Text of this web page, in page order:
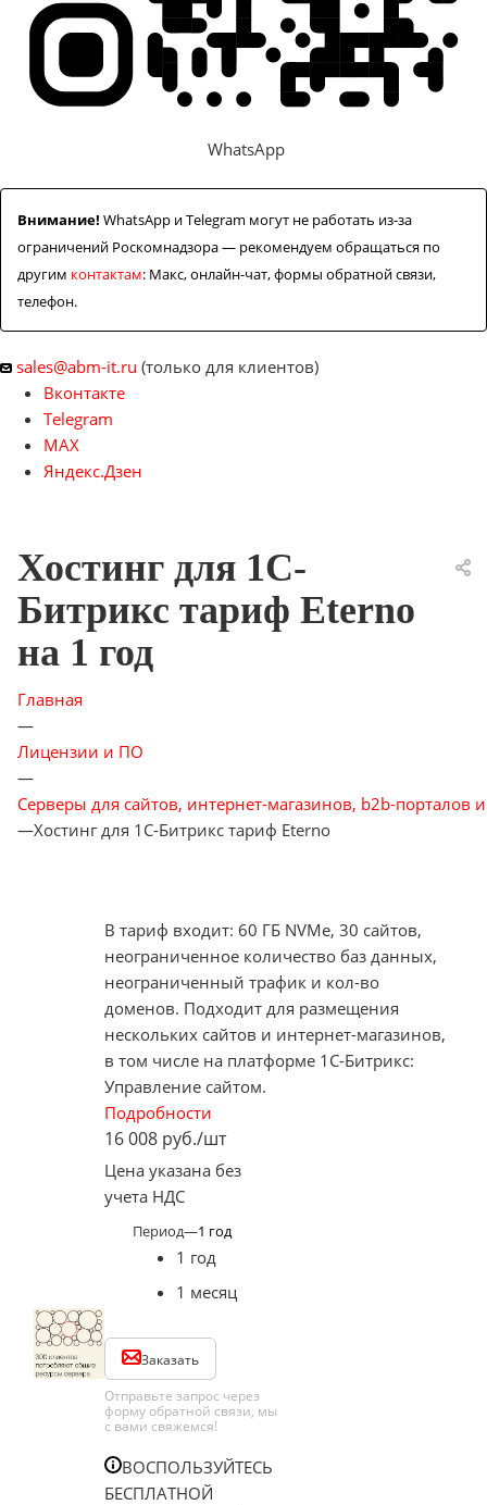
WhatsApp
Внимание! WhatsApp и Telegram могут не работать из-за
ограничений Роскомнадзора — рекомендуем обращаться по
другим контактам: Макс, онлайн-чат, формы обратной связи,
телефон.
sales@abm-it.ru (только для клиентов)
Вконтакте
Telegram
MAX
Яндекс.Дзен
Хостинг для 1С-
Битрикс тариф Eterno
на 1 год
Главная
—
Лицензии и ПО
—
Серверы для сайтов, интернет-магазинов, b2b-порталов
—Хостинг для 1С-Битрикс тариф Eterno
В тариф входит: 60 ГБ NVMe, 30 сайтов,
неограниченное количество баз данных,
неограниченный трафик и кол-во
доменов. Подходит для размещения
нескольких сайтов и интернет-магазинов,
в том числе на платформе 1С-Битрикс:
Управление сайтом.
Подробности
16 008 руб./шт
Цена указана без
учета НДС
Период—1 год
1 год
1 месяц
Заказать
Отправьте запрос через
форму обратной связи, мы
с вами свяжемся!
ВОСПОЛЬЗУЙТЕСЬ
БЕСПЛАТНОЙ
Задать вопрос
Контакты